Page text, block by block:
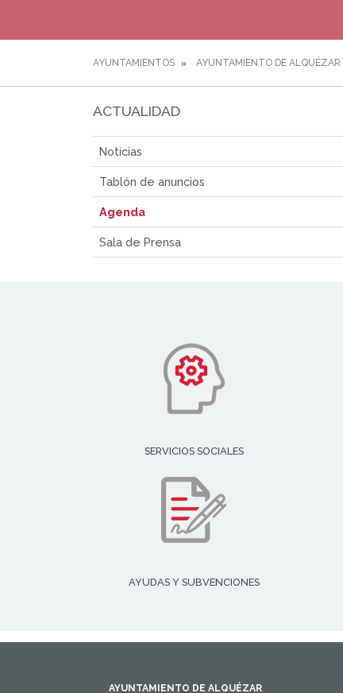
AYUNTAMIENTOS AYUNTAMIENTO DE ALQUÉZAR
ACTUALIDAD
Noticias
Tablón de anuncios
Agenda
Sala de Prensa
SERVICIOS SOCIALES
AYUDAS Y SUBVENCIONES
AYUNTAMIENTO DE ALQUÉZAR